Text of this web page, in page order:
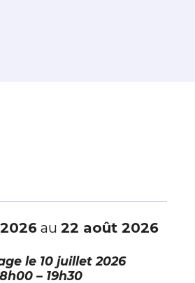
au 22 août 2026
le 10 juillet 2026
– 19h30